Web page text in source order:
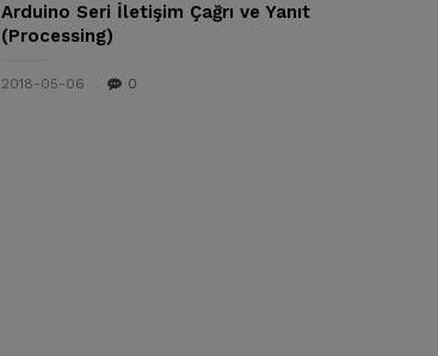
Arduino Seri İletişim Çağrı ve Yanıt
(Processing)
2018-05-06 0